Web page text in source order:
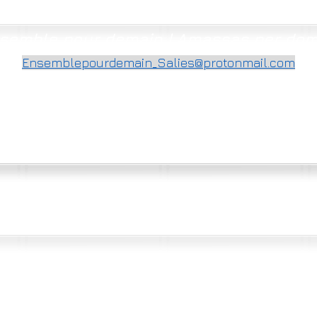
Ensemblepourdemain_Salies@protonmail.com